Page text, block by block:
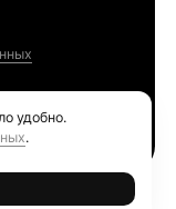
удобно.
.